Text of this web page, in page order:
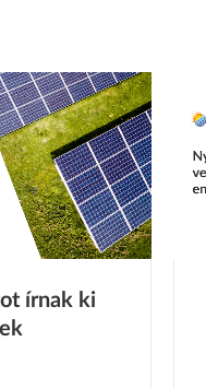
írnak ki